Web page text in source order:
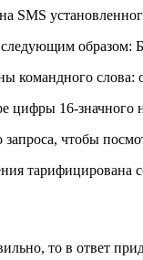
SMS
следующим образом:
командного
цифры 16-значного
чтобы
тарифицирована
то в ответ